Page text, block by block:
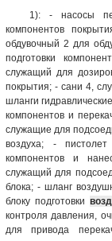
1): - насосы
компонентов
обдувочный 2 для
подготовки
служащий для
покрытия; - сани 4,
шланги
компонентов и
служащие для
воздуха; -
компонентов и
служащий для
блока; - шланг
блоку подготовки
контроля давления,
для привода